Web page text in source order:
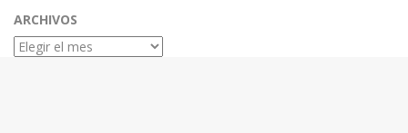
ARCHIVOS
Archivos